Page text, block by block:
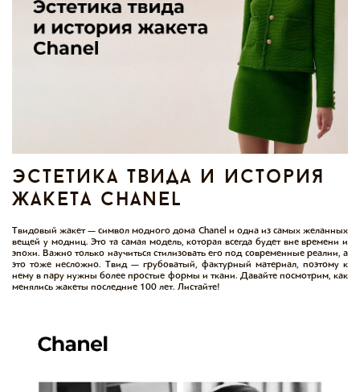
эстетика твида и история
жакета chanel
Твидовый жакет — символ модного дома Chanel и одна из самых желанных
вещей у модниц. Это та самая модель, которая всегда будет вне времени и
эпохи. Важно только научиться стилизовать его под современные реалии, а
это тоже несложно. Твид — грубоватый, фактурный материал, поэтому к
нему в пару нужны более простые формы и ткани. Давайте посмотрим, как
менялись жакеты последние 100 лет. Листайте!